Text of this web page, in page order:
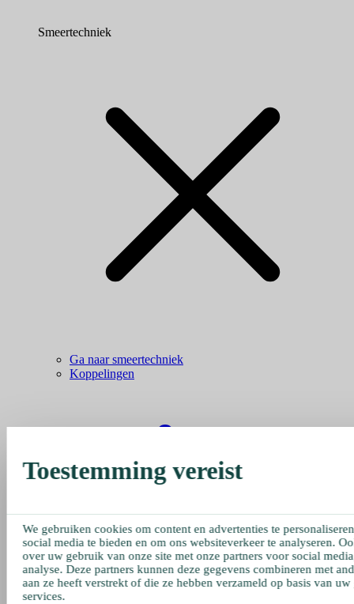
Smeertechniek
Ga naar smeertechniek
Koppelingen
Toestemming vereist
We gebruiken cookies om content en advertenties te
social media te bieden en om ons websiteverkeer te analyseren.
over uw gebruik van onze site met onze partners voor social
analyse. Deze partners kunnen deze gegevens combineren met
aan ze heeft verstrekt of die ze hebben verzameld op basis van
services.